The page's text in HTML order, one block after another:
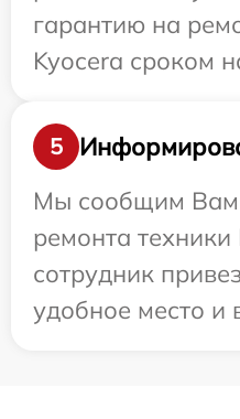
гарантию на
Kyocera сроком
5
Мы сообщим Вам
ремонта
сотрудник
удобное место и